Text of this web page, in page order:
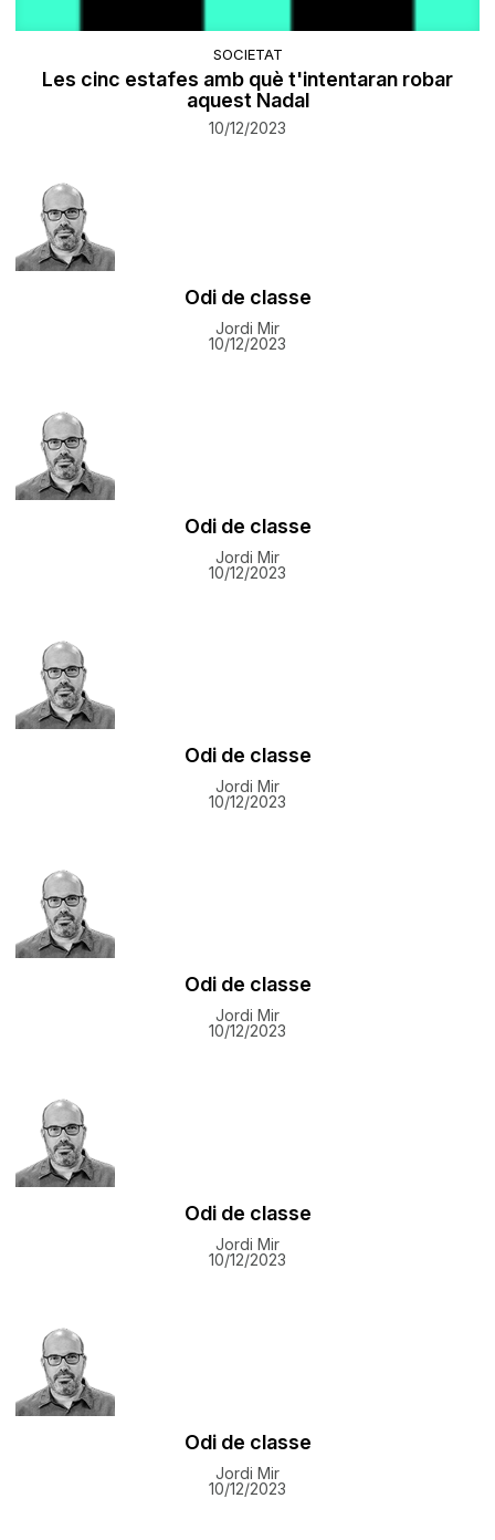
SOCIETAT
​Les cinc estafes amb què t'intentaran robar
aquest Nadal
10/12/2023
Odi de classe
Jordi Mir
10/12/2023
Odi de classe
Jordi Mir
10/12/2023
Odi de classe
Jordi Mir
10/12/2023
Odi de classe
Jordi Mir
10/12/2023
Odi de classe
Jordi Mir
10/12/2023
Odi de classe
Jordi Mir
10/12/2023